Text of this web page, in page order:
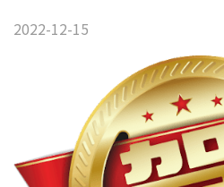
2022-12-15